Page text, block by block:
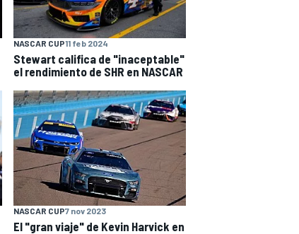
NASCAR CUP11 feb 2024
Stewart califica de "inaceptable"
el rendimiento de SHR en NASCAR
NASCAR CUP7 nov 2023
El "gran viaje" de Kevin Harvick en